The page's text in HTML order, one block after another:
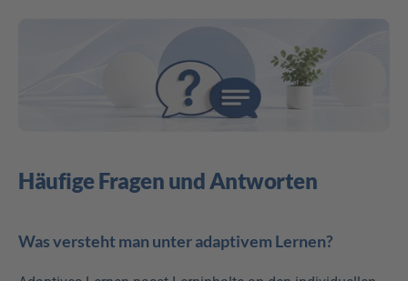
Häufige Fragen und Antworten
Was versteht man unter adaptivem Lernen?